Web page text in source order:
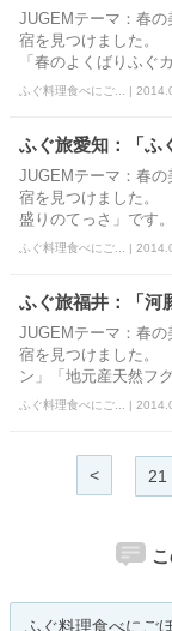
JUGEMテーマ：春
宿を見つけました。
「春のよくばりふぐ
ふぐ料理食べにご... |
ふぐ旅愛知：「ふ
JUGEMテーマ：春
宿を見つけました。
盛りのてっさ」です
ふぐ料理食べにご... |
ふぐ旅福井：「河
JUGEMテーマ：春
宿を見つけました。
ン」「地元産天然フ
ふぐ料理食べにご... |
< 21
ふぐ料理食べにご